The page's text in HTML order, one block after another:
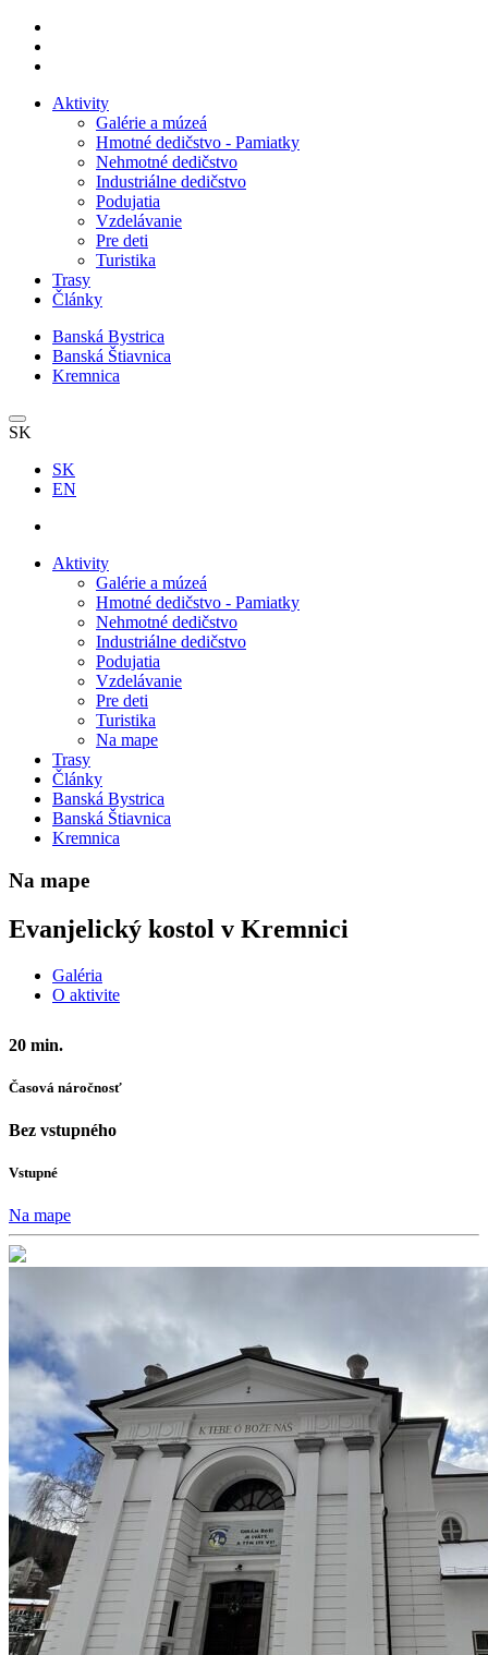
Aktivity
Galérie a múzeá
Hmotné dedičstvo - Pamiatky
Nehmotné dedičstvo
Industriálne dedičstvo
Podujatia
Vzdelávanie
Pre deti
Turistika
Trasy
Články
Banská Bystrica
Banská Štiavnica
Kremnica
SK
SK
EN
Aktivity
Galérie a múzeá
Hmotné dedičstvo - Pamiatky
Nehmotné dedičstvo
Industriálne dedičstvo
Podujatia
Vzdelávanie
Pre deti
Turistika
Na mape
Trasy
Články
Banská Bystrica
Banská Štiavnica
Kremnica
Na mape
Evanjelický kostol v Kremnici
Galéria
O aktivite
20 min.
Časová náročnosť
Bez vstupného
Vstupné
Na mape